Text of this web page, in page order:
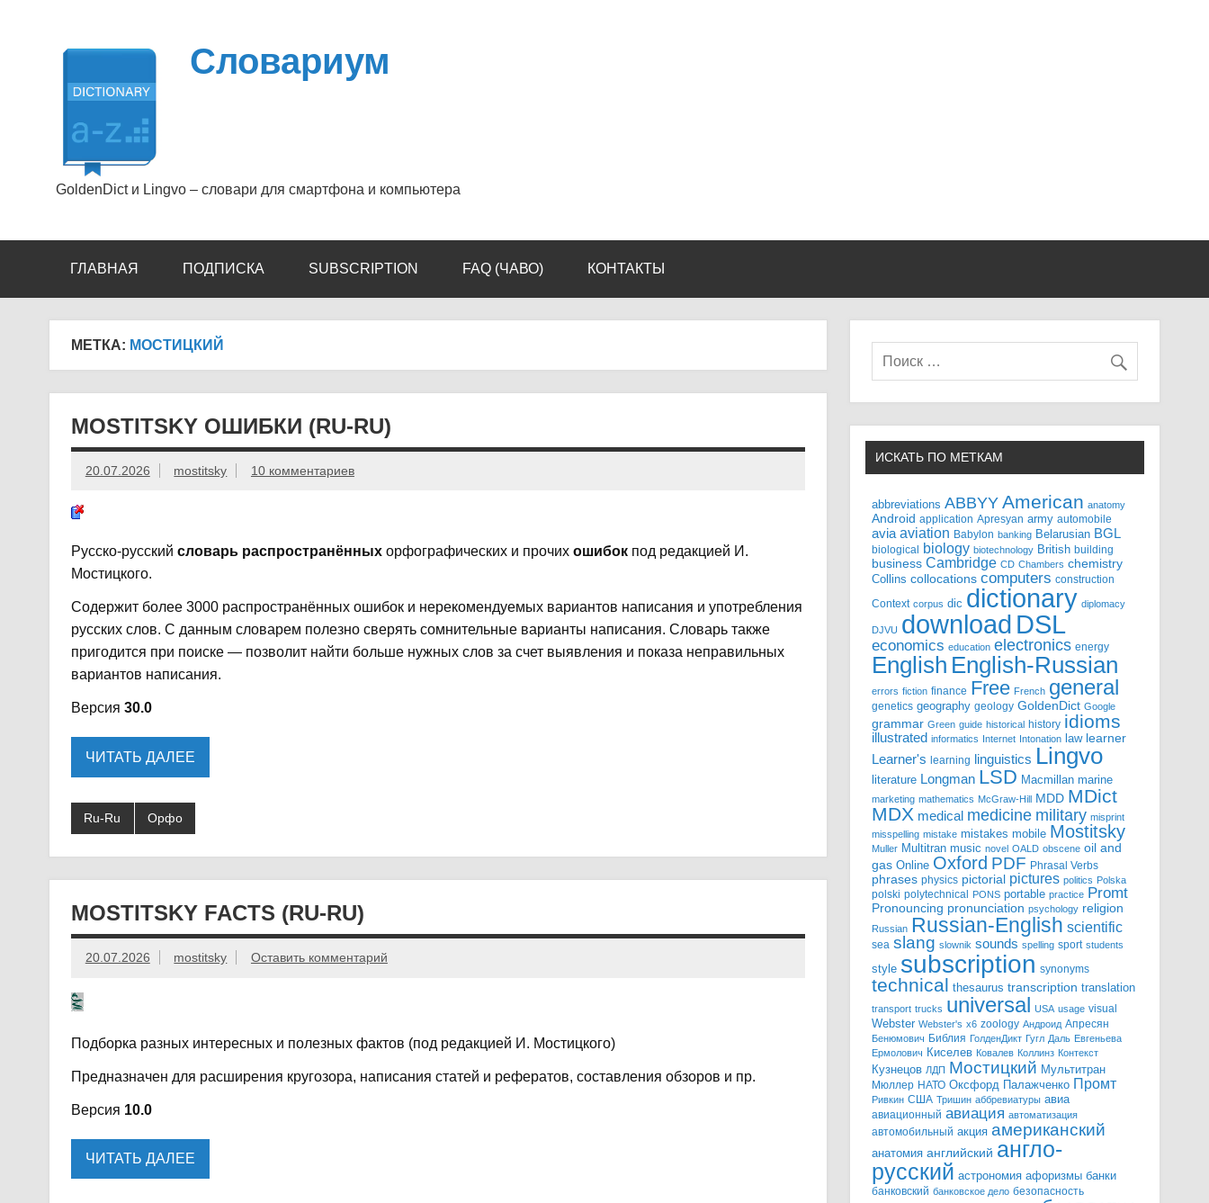
Словариум
GoldenDict и Lingvo – словари для смартфона и компьютера
ГЛАВНАЯ ПОДПИСКА SUBSCRIPTION FAQ (ЧАВО) КОНТАКТЫ
МЕТКА: МОСТИЦКИЙ
MOSTITSKY ОШИБКИ (RU-RU)
20.07.2026 mostitsky 10 комментариев
Русско-русский словарь распространённыхорфографических и прочих ошибокпод редакцией И.
Мостицкого.
Содержит более 3000 распространённых ошибок и нерекомендуемых вариантов написания и употребления
русских слов. С данным словарем полезно сверять сомнительные варианты написания. Словарь также
пригодится при поиске — позволит найти больше нужных слов за счет выявления и показа неправильных
вариантов написания.
Версия 30.0
ЧИТАТЬ ДАЛЕЕ
Ru-Ru Орфо
MOSTITSKY FACTS (RU-RU)
20.07.2026 mostitsky Оставить комментарий
Подборка разных интересных и полезных фактов (под редакцией И. Мостицкого)
Предназначен для расширения кругозора, написания статей и рефератов, составления обзоров и пр.
Версия 10.0
ЧИТАТЬ ДАЛЕЕ
ИСКАТЬ ПО МЕТКАМ
abbreviations ABBYY American anatomy
Android application Apresyan army automobile
avia aviation Babylon banking Belarusian BGL
biological biology biotechnology British building
business Cambridge CD Chambers chemistry
Collins collocations computers construction
Context corpus dic dictionary diplomacy
DJVU download DSL
economics education electronics energy
English English-Russian
errors fiction finance Free French general
genetics geography geology GoldenDict Google
grammar Green guide historical history idioms
illustrated informatics Internet Intonation law learner
Learner's learning linguistics Lingvo
literature Longman LSD Macmillan marine
marketing mathematics McGraw-Hill MDD MDict
MDX medical medicine military misprint
misspelling mistake mistakes mobile Mostitsky
Muller Multitran music novel OALD obscene oil and
gas Online Oxford PDF Phrasal Verbs
phrases physics pictorial pictures politics Polska
polski polytechnical PONS portable practice Promt
Pronouncing pronunciation psychology religion
Russian Russian-English scientific
sea slang slownik sounds spelling sport students
style subscription synonyms
technical thesaurus transcription translation
transport trucks universal USA usage visual
Webster Webster's x6 zoology Андроид Апресян
Бенюмович Библия ГолденДикт Гугл Даль Евгеньева
Ермолович Киселев Ковалев Коллинз Контекст
Кузнецов ЛДП Мостицкий Мультитран
Мюллер НАТО Оксфорд Палажченко Промт
Ривкин США Тришин аббревиатуры авиа
авиационный авиация автоматизация
автомобильный акция американский
анатомия английский англо-
русский астрономия афоризмы банки
банковский банковское дело безопасность